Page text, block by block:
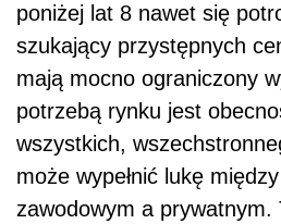
poniżej lat 8 nawet się
szukający przystępnych
mają mocno ograniczony
potrzebą rynku jest
wszystkich,
może wypełnić lukę
zawodowym a prywatnym.